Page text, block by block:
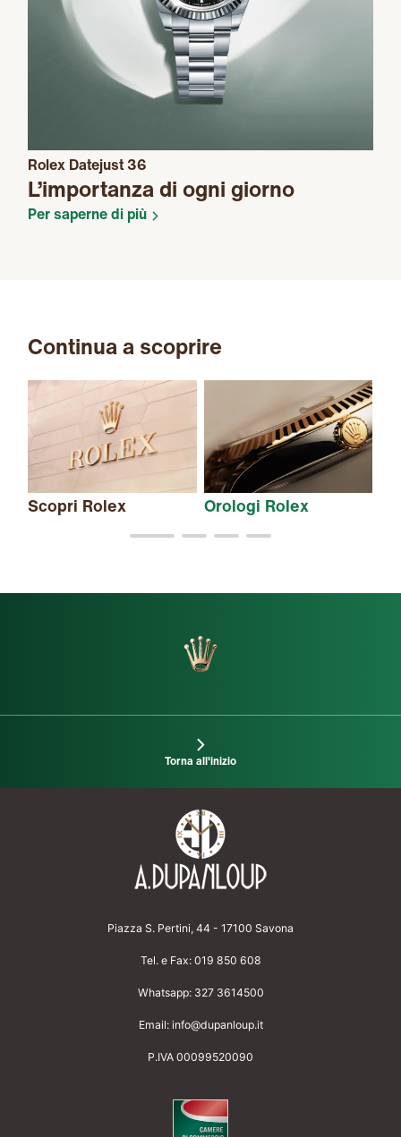
Rolex Datejust 36
L’importanza di ogni giorno
Per saperne di più
Continua a scoprire
Scopri Rolex Orologi Rolex
Torna all'inizio
Piazza S. Pertini, 44 - 17100 Savona
Tel. e Fax: 019 850 608
Whatsapp: 327 3614500
Email: info@dupanloup.it
P.IVA 00099520090